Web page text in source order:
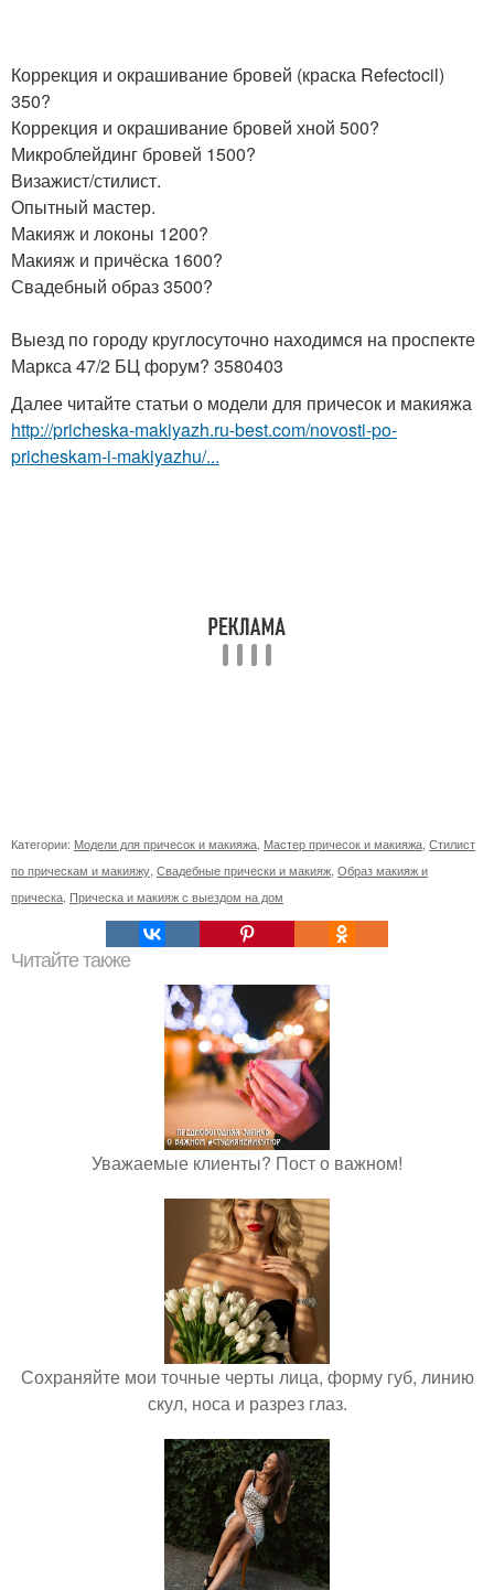
Коррекция и окрашивание бровей (краска Refectocil)
350?
Коррекция и окрашивание бровей хной 500?
Микроблейдинг бровей 1500?
Визажист/стилист.
Опытный мастер.
Макияж и локоны 1200?
Макияж и причёска 1600?
Свадебный образ 3500?
Выезд по городу круглосуточно находимся на проспекте
Маркса 47/2 БЦ форум? 3580403
Далее читайте статьи о модели для причесок и макияжа
http://pricheska-makiyazh.ru-best.com/novosti-po-
pricheskam-i-makiyazhu/...
Категории: Модели для причесок и макияжа Мастер причесок и макияжа Стилист
по прическам и макияжу Свадебные прически и макияж Образ макияж и
прическа Прическа и макияж с выездом на дом
Читайте также
Уважаемые клиенты? Пост о важном!
Сохраняйте мои точные черты лица, форму губ, линию
скул, носа и разрез глаз.